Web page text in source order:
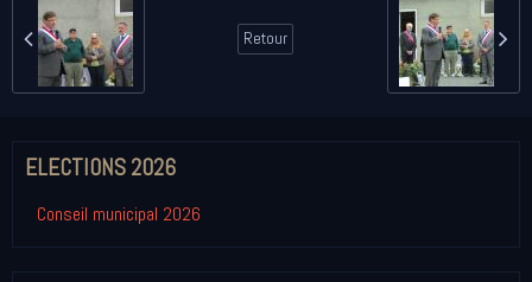
Retour
ELECTIONS 2026
Conseil municipal 2026